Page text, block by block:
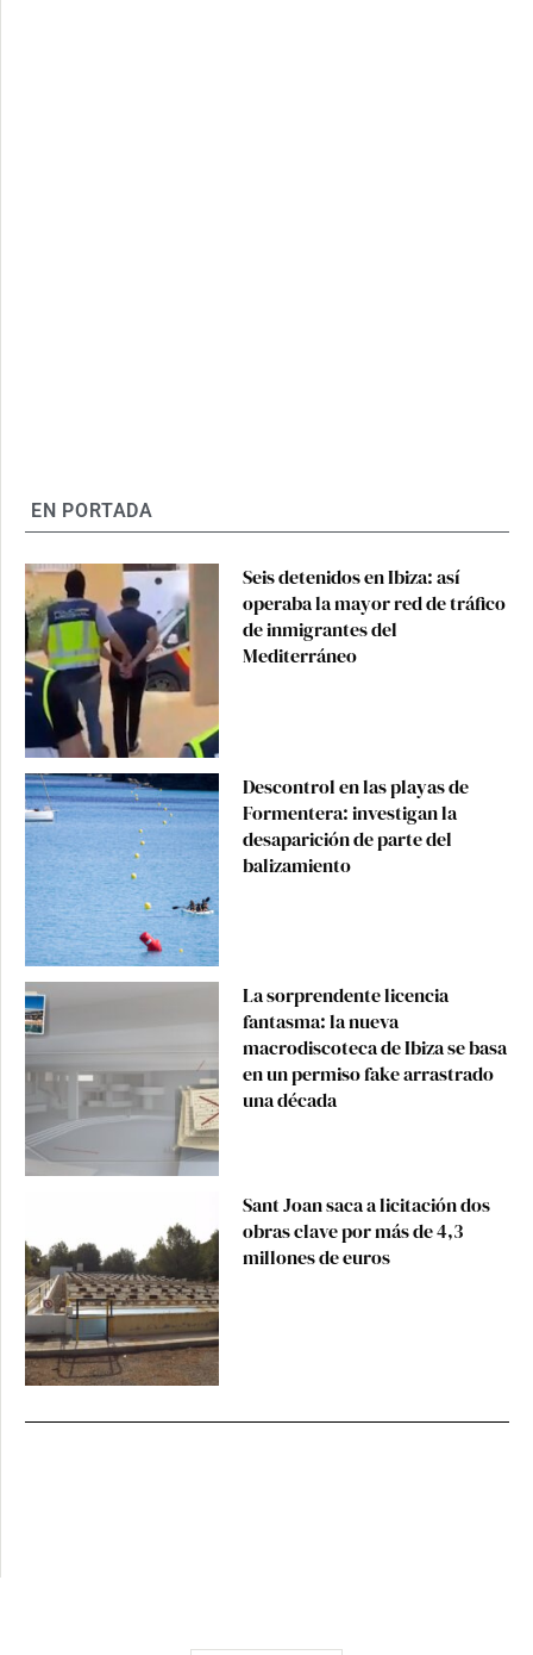
EN PORTADA
Seis detenidos en Ibiza: así
operaba la mayor red de tráfico
de inmigrantes del
Mediterráneo
Descontrol en las playas de
Formentera: investigan la
desaparición de parte del
balizamiento
La sorprendente licencia
fantasma: la nueva
macrodiscoteca de Ibiza se basa
en un permiso fake arrastrado
una década
Sant Joan saca a licitación dos
obras clave por más de 4,3
millones de euros